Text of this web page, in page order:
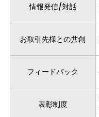
情報発信/対話
お取引先様との共創
フィードバック
表彰制度